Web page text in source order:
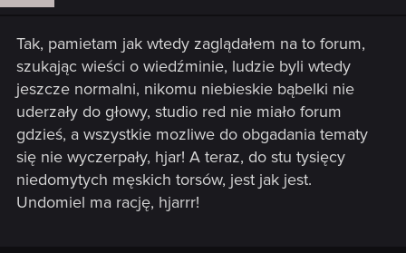
Tak, pamietam jak wtedy zaglądałem na to forum,
szukając wieści o wiedźminie, ludzie byli wtedy
jeszcze normalni, nikomu niebieskie bąbelki nie
uderzały do głowy, studio red nie miało forum
gdzieś, a wszystkie mozliwe do obgadania tematy
się nie wyczerpały, hjar! A teraz, do stu tysięcy
niedomytych męskich torsów, jest jak jest.
Undomiel ma rację, hjarrr!